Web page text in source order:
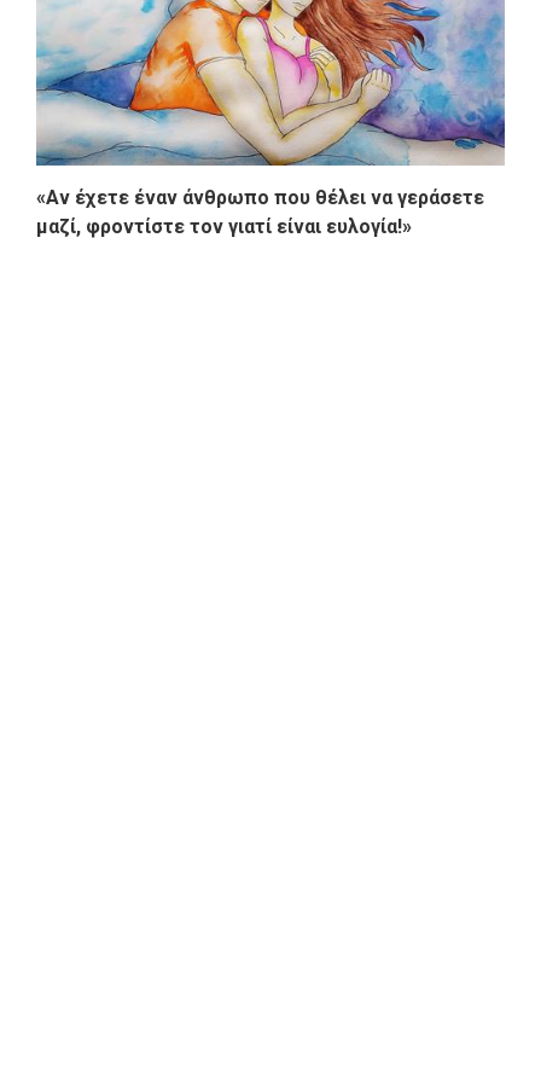
«Αν έχετε έναν άνθρωπο που θέλει να γεράσετε
μαζί, φροντίστε τον γιατί είναι ευλογία!»